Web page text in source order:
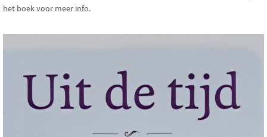
het boek voor meer info.